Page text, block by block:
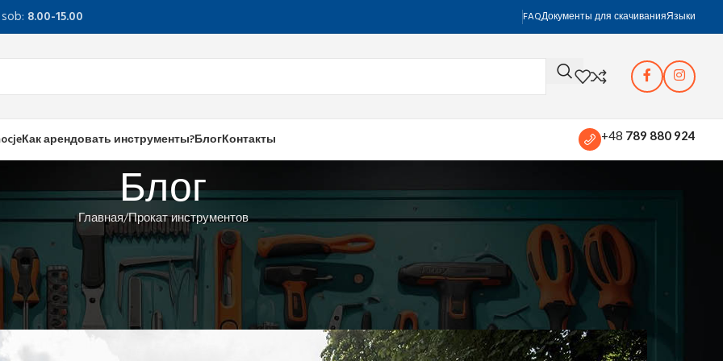
8.00-15.00 FAQДокументы для скачиванияЯзыки
Как арендовать инструменты?БлогКонтакты +48 789 880 924
Блог
Главная Прокат инструментов
ПРОКАТ ИНСТРУМЕНТОВ
для ухода за садом! Почему стоит арендовать её на
Coolrent.pl?
Опубликовано admin Включить Апрель 18, 2025